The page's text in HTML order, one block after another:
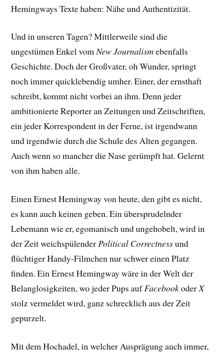
Hemingways Texte haben: Nähe und Authentizität.
Und in unseren Tagen? Mittlerweile sind die
ungestümen Enkel vomNew Journalismebenfalls
Geschichte. Doch der Großvater, oh Wunder, springt
noch immer quicklebendig umher. Einer, der ernsthaft
schreibt, kommt nicht vorbei an ihm. Denn jeder
ambitionierte Reporter an Zeitungen und Zeitschriften,
ein jeder Korrespondent in der Ferne, ist irgendwann
und irgendwie durch die Schule des Alten gegangen.
Auch wenn so mancher die Nase gerümpft hat. Gelernt
von ihm haben alle.
Einen Ernest Hemingway von heute, den gibt es nicht,
es kann auch keinen geben. Ein übersprudelnder
Lebemann wie er, egomanisch und ungehobelt, wird in
der Zeit weichspülenderPolitical Correctnessund
flüchtiger Handy-Filmchen nur schwer einen Platz
finden. Ein Ernest Hemingway wäre in der Welt der
Belanglosigkeiten, wo jeder Pups aufFacebookoderX
stolz vermeldet wird, ganz schrecklich aus der Zeit
gepurzelt.
Mit dem Hochadel, in welcher Ausprägung auch immer,